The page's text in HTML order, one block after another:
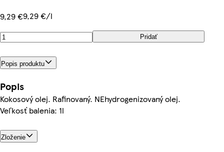
9,29 €9,29 €/l
Pridať
Popis produktu
Popis
Kokosový olej. Rafinovaný. NEhydrogenizovaný olej.
Veľkosť balenia: 1l
Zloženie